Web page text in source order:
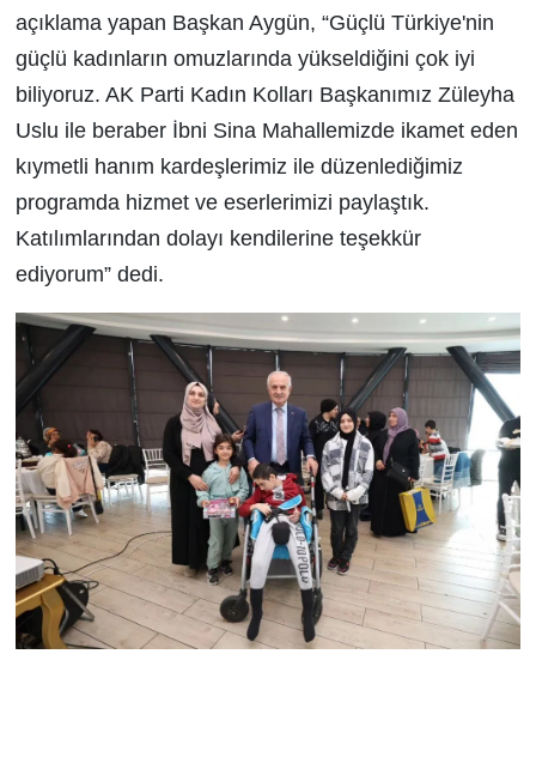
açıklama yapan Başkan Aygün, “Güçlü Türkiye'nin
güçlü kadınların omuzlarında yükseldiğini çok iyi
biliyoruz. AK Parti Kadın Kolları Başkanımız Züleyha
Uslu ile beraber İbni Sina Mahallemizde ikamet eden
kıymetli hanım kardeşlerimiz ile düzenlediğimiz
programda hizmet ve eserlerimizi paylaştık.
Katılımlarından dolayı kendilerine teşekkür
ediyorum” dedi.